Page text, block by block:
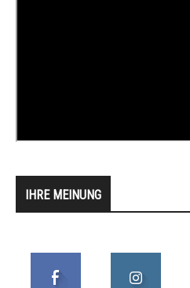
IHRE MEINUNG